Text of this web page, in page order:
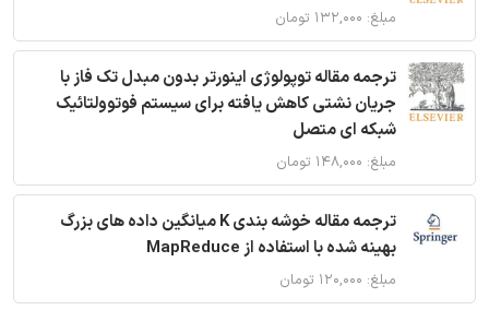
مبلغ: ۱۳۲,۰۰۰ تومان
ترجمه مقاله توپولوژی اینورتر بدون مبدل تک فاز با
جریان نشتی کاهش یافته برای سیستم فوتوولتائیک
شبکه ای متصل
مبلغ: ۱۴۸,۰۰۰ تومان
ترجمه مقاله خوشه بندی K میانگین داده های بزرگ
بهینه شده با استفاده از MapReduce
مبلغ: ۱۲۰,۰۰۰ تومان